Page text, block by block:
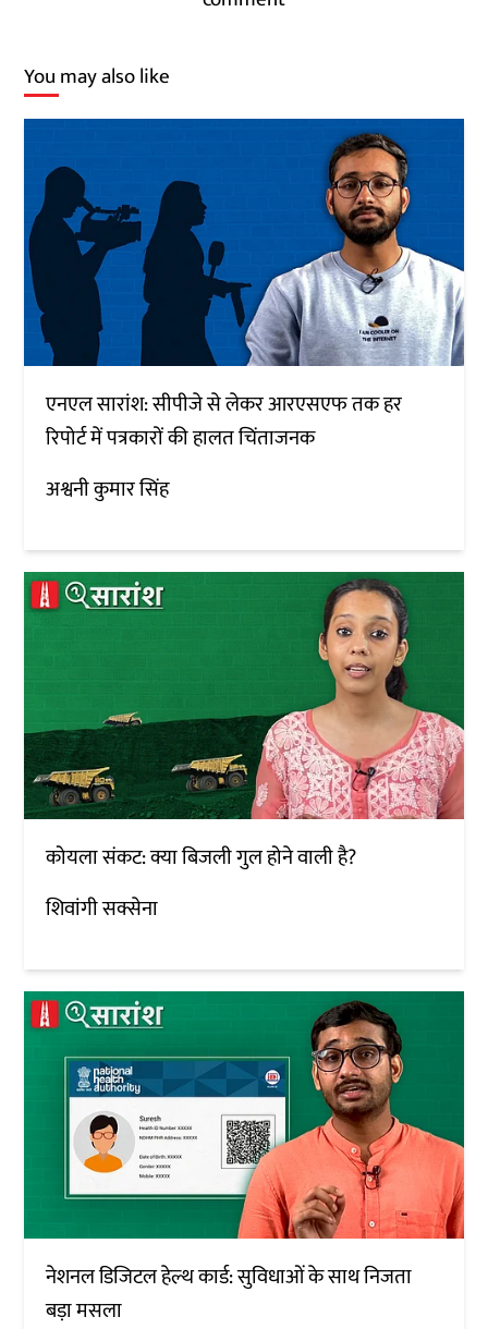
You may also like
एनएल सारांश: सीपीजे से लेकर आरएसएफ तक हर
रिपोर्ट में पत्रकारों की हालत चिंताजनक
अश्वनी कुमार सिंह
कोयला संकट: क्या बिजली गुल होने वाली है?
शिवांगी सक्सेना
नेशनल डिजिटल हेल्थ कार्ड: सुविधाओं के साथ निजता
बड़ा मसला